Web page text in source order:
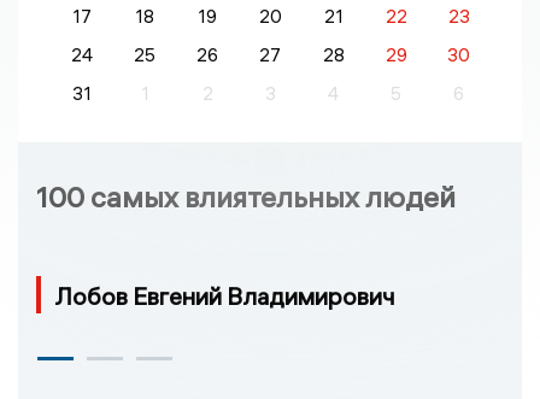
17
18 19 20 21 22
23
24
25 26 27 28 29
30
31
1 2 3 4 5 6
100 самых влиятельных людей
Лобов Евгений Владимирович